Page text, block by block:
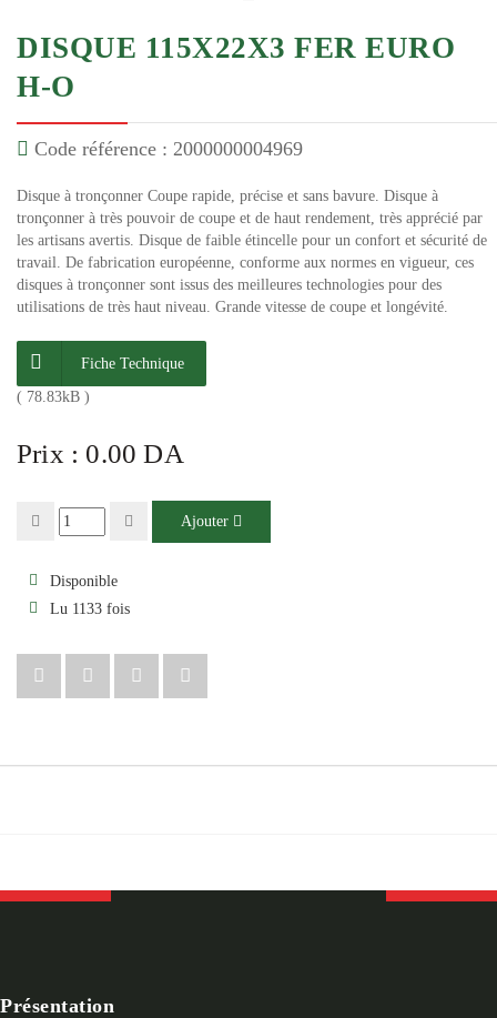
DISQUE 115X22X3 FER EURO
H-O
Code référence : 2000000004969
Disque à tronçonner Coupe rapide, précise et sans bavure. Disque à
tronçonner à très pouvoir de coupe et de haut rendement, très apprécié par
les artisans avertis. Disque de faible étincelle pour un confort et sécurité de
travail. De fabrication européenne, conforme aux normes en vigueur, ces
disques à tronçonner sont issus des meilleures technologies pour des
utilisations de très haut niveau. Grande vitesse de coupe et longévité.
Fiche Technique
( 78.83kB )
Prix : 0.00 DA
Ajouter
Disponible
Lu 1133 fois
Présentation